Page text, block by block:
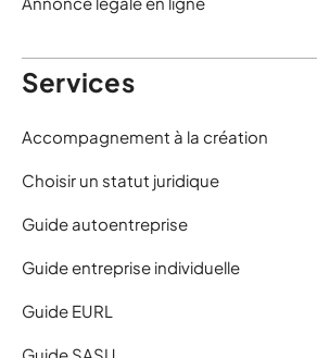
Services
Accompagnement à la création
Choisir un statut juridique
Guide autoentreprise
Guide entreprise individuelle
Guide EURL
Guide SASU